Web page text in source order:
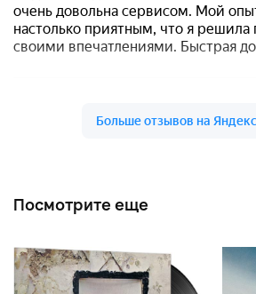
Посмотрите еще